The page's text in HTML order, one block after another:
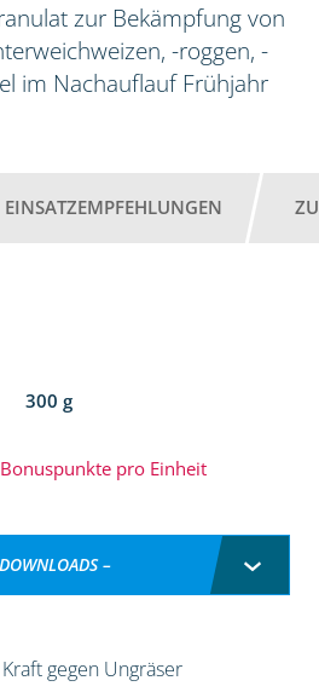
zur Bekämpfung von
-roggen, -
im Nachauflauf Frühjahr
EINSATZEMPFEHLUNGEN
300 g
pro Einheit
–
gegen Ungräser